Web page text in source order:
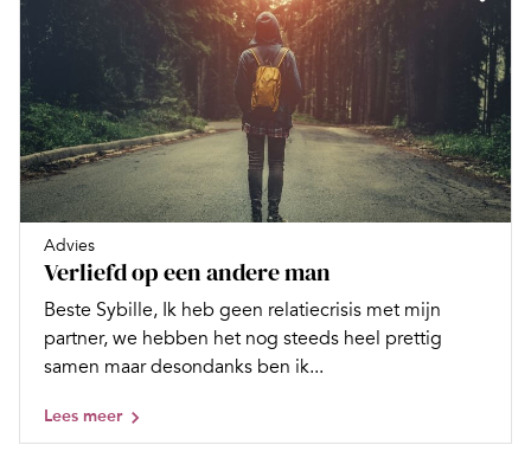
Advies
Verliefd op een andere man
Beste Sybille, Ik heb geen relatiecrisis met mijn
partner, we hebben het nog steeds heel prettig
samen maar desondanks ben ik...
Lees meer